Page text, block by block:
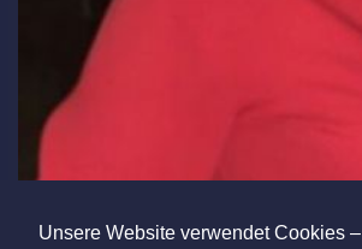
Unsere Website verwendet Cookies –